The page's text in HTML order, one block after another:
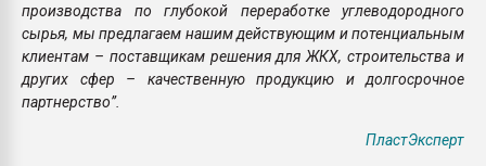
производства по глубокой переработке углеводородного
сырья, мы предлагаем нашим действующим и потенциальным
клиентам – поставщикам решения для ЖКХ, строительства и
других сфер – качественную продукцию и долгосрочное
партнерство”.
ПластЭксперт